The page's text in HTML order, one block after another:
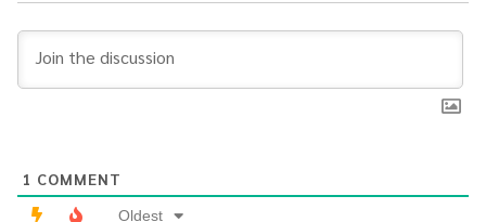
1 COMMENT
Oldest